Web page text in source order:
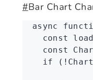
#Bar Chart
async
  const
  const
  if
( !